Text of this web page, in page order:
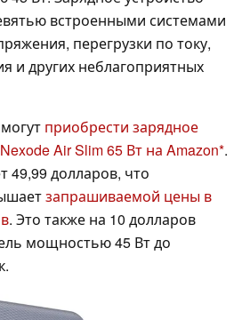
встроенными системами
перегрузки по току,
и других неблагоприятных
приобрести зарядное
Air Slim 65 Вт на Amazon .
49,99 долларов, что
запрашиваемой цены в
. Это также на 10 долларов
мощностью 45 Вт до